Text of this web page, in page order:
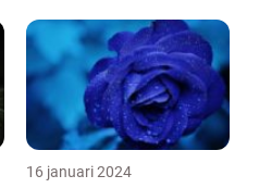
16 januari 2024